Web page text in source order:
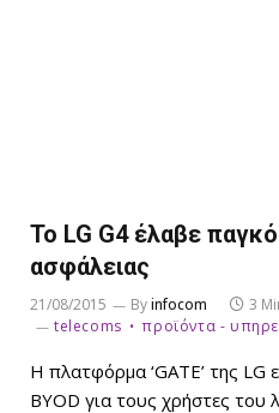
Το LG G4 έλαβε
ασφάλειας
21/08/2015 Byinfocom
3
telecoms
προϊόντα -
Η πλατφόρμα ‘GATE’ της LG
BYOD για τους χρήστες του